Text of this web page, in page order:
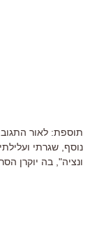
תוספת: לאור
נוסף, שגרתי
ונציה", בה יוקרן